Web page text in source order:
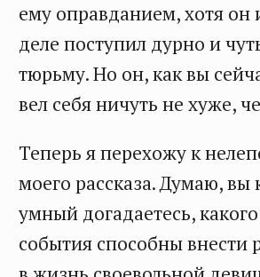
ему оправданием, хотя он
деле поступил дурно и
тюрьму. Но он, как вы
вел себя ничуть не хуже,
Теперь я перехожу к
моего рассказа. Думаю, вы
умный догадаетесь,
события способны внести